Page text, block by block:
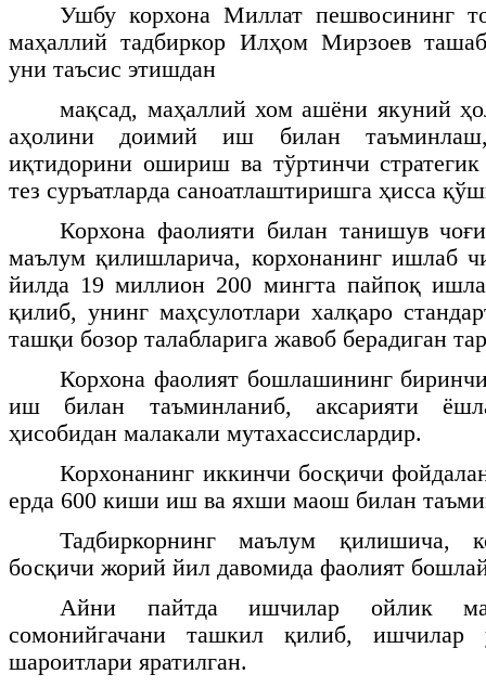
Ушбу корхона Миллат пешвосининг
маҳаллий тадбиркор Илҳом Мирзоев
уни таъсис этишдан
мақсад, маҳаллий хом ашёни якуний
аҳолини доимий иш билан
иқтидорини ошириш ва тўртинчи
тез суръатларда саноатлаштиришга ҳисса
Корхона фаолияти билан танишув
маълум қилишларича, корхонанинг ишлаб
йилда 19 миллион 200 мингта пайпоқ
қилиб, унинг маҳсулотлари халқаро
ташқи бозор талабларига жавоб берадиган
Корхона фаолият бошлашининг
иш билан таъминланиб, аксарияти
ҳисобидан малакали мутахассислардир.
Корхонанинг иккинчи босқичи
ерда 600 киши иш ва яхши маош билан
Тадбиркорнинг маълум қилишича,
босқичи жорий йил давомида фаолият
Айни пайтда ишчилар ойлик
сомонийгачани ташкил қилиб,
шароитлари яратилган.